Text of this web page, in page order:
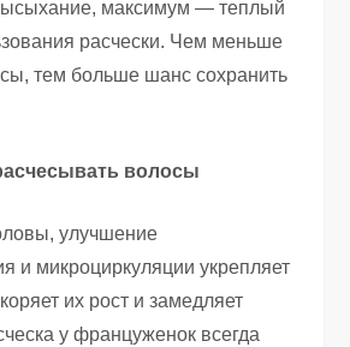
, максимум — теплый
расчески. Чем меньше
, тем больше шанс сохранить
волосы
, улучшение
и микроциркуляции укрепляет
их рост и замедляет
у француженок всегда